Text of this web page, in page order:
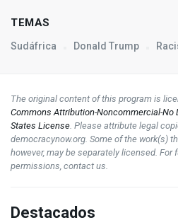
TEMAS
Sudáfrica Donald Trump
The original content of this program is
Commons Attribution-Noncommercial-No
States License . Please attribute legal
democracynow.org. Some of the work(s)
however, may be separately licensed.
permissions, contact us.
Destacados